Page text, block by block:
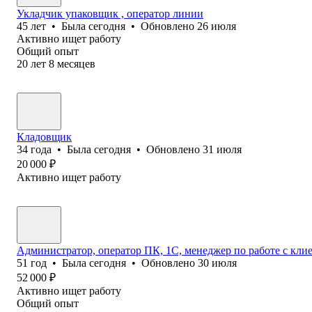
Укладчик упаковщик , оператор линии
45 лет • Была сегодня • Обновлено 26 июля
Активно ищет работу
Общий опыт
20 лет 8 месяцев
Кладовщик
34 года • Была сегодня • Обновлено 31 июля
20 000 ₽
Активно ищет работу
Администратор, оператор ПК, 1С, менеджер по работе с
51 год • Была сегодня • Обновлено 30 июля
52 000 ₽
Активно ищет работу
Общий опыт